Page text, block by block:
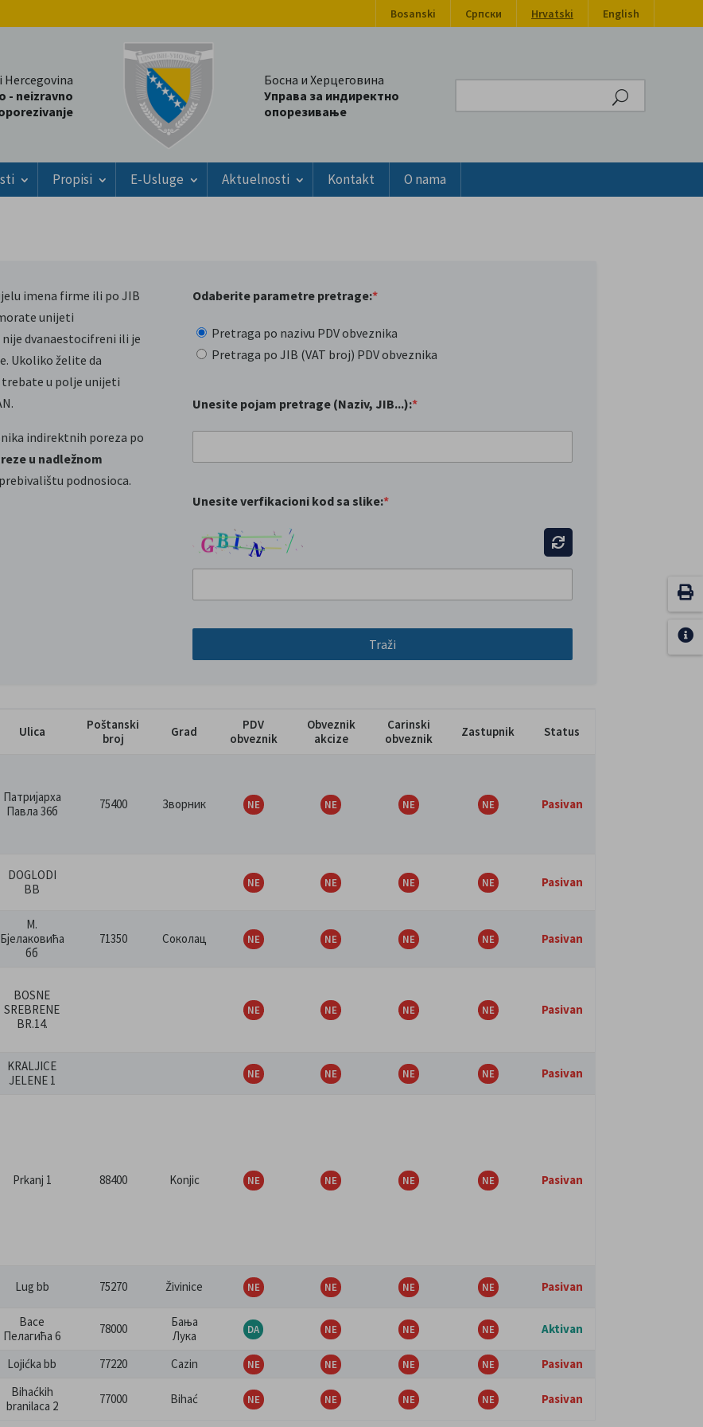
Bosanski Српски Hrvatski English
Hercegovina
- neizravno
Босна и Херцеговина
Управа за индиректно
опорезивање
Propisi E-Usluge Aktuelnosti Kontakt O nama
Odaberite parametre pretrage:*
Pretraga po nazivu PDV obveznika
Pretraga po JIB (VAT broj) PDV obveznika
Unesite pojam pretrage (Naziv, JIB...):*
Unesite verfikacioni kod sa slike:*
Traži
imena firme ili po JIB
unijeti
dvanaestocifreni ili je
Ukoliko želite da
u polje unijeti
indirektnih poreza po
u nadležnom
podnosioca.
Ulica
Poštanski
broj
Grad
PDV
obveznik
Obveznik
akcize
Carinski
obveznik
Zastupnik Status
Патријарха
Павла 36б
75400 Зворник Pasivan
DOGLODI
BB
Pasivan
М.
Бјелаковића
бб
71350 Соколац Pasivan
BOSNE
SREBRENE
BR.14.
Pasivan
KRALJICE
JELENE 1
Pasivan
Prkanj 1 88400 Konjic Pasivan
Lug bb 75270 Živinice Pasivan
Васе
Пелагића 6
78000
Бања
Лука
Aktivan
Lojićka bb 77220 Cazin
Pasivan
Bihaćkih
branilaca 2
77000 Bihać Pasivan